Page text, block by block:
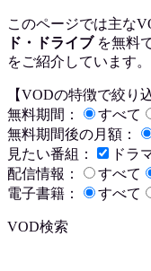
このページでは主な
ド・ドライブを無料
をご紹介しています。
【VODの特徴で絞り
無料期間：
すべて
無料期間後の月額：
見たい番組：
ドラ
配信情報：
すべて
電子書籍：
すべて
VOD検索